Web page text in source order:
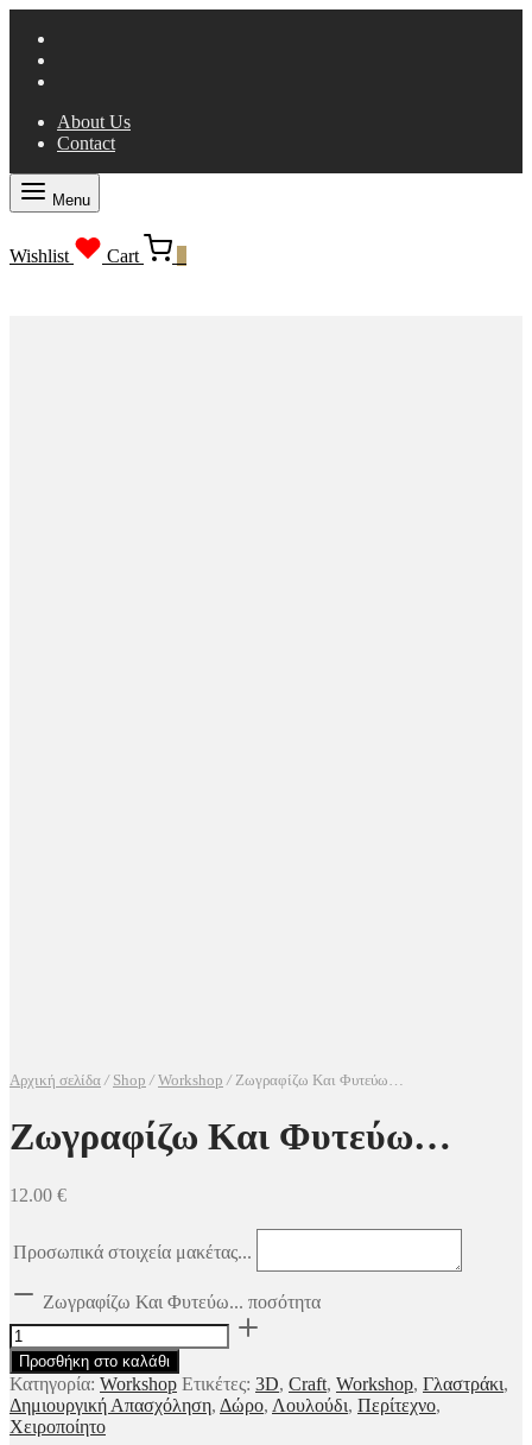
About Us
Contact
Menu
Wishlist Cart
Αρχική σελίδα / Shop / Workshop /Ζωγραφίζω Και Φυτεύω…
Ζωγραφίζω Και Φυτεύω…
12.00 €
Προσωπικά στοιχεία μακέτας...
Ζωγραφίζω Και Φυτεύω... ποσότητα
Προσθήκη στο καλάθι
Κατηγορία: Workshop Ετικέτες: 3D, Craft, Workshop, Γλαστράκι,
Δημιουργική Απασχόληση, Δώρο, Λουλούδι, Περίτεχνο,
Χειροποίητο